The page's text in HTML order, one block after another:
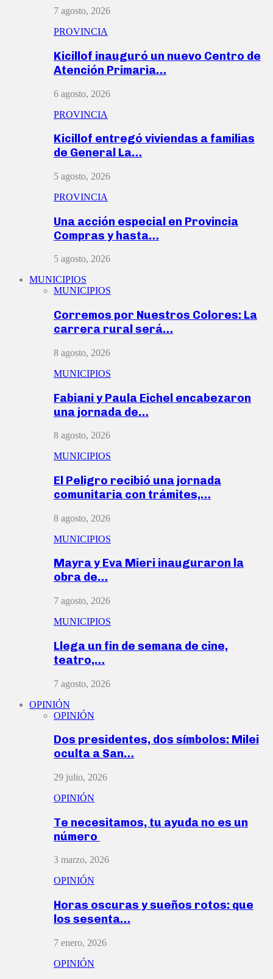
7 agosto, 2026
PROVINCIA
Kicillof inauguró un nuevo Centro de
Atención Primaria…
6 agosto, 2026
PROVINCIA
Kicillof entregó viviendas a familias
de General La…
5 agosto, 2026
PROVINCIA
Una acción especial en Provincia
Compras y hasta…
5 agosto, 2026
MUNICIPIOS
MUNICIPIOS
Corremos por Nuestros Colores: La
carrera rural será…
8 agosto, 2026
MUNICIPIOS
Fabiani y Paula Eichel encabezaron
una jornada de…
8 agosto, 2026
MUNICIPIOS
El Peligro recibió una jornada
comunitaria con trámites,…
8 agosto, 2026
MUNICIPIOS
Mayra y Eva Mieri inauguraron la
obra de…
7 agosto, 2026
MUNICIPIOS
Llega un fin de semana de cine,
teatro,…
7 agosto, 2026
OPINIÓN
OPINIÓN
Dos presidentes, dos símbolos: Milei
oculta a San…
29 julio, 2026
OPINIÓN
Te necesitamos, tu ayuda no es un
número
3 marzo, 2026
OPINIÓN
Horas oscuras y sueños rotos: que
los sesenta…
7 enero, 2026
OPINIÓN